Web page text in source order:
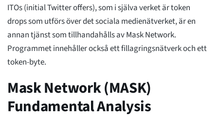
ITOs (initial Twitter offers), som i själva verket är token
drops som utförs över det sociala medienätverket, är en
annan tjänst som tillhandahålls av Mask Network.
Programmet innehåller också ett fillagringsnätverk och ett
token-byte.
Mask Network (MASK)
Fundamental Analysis